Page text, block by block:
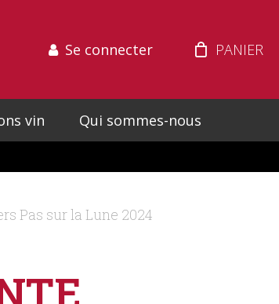
Se connecter
vin
Qui sommes-nous
Pas sur la Lune 2024